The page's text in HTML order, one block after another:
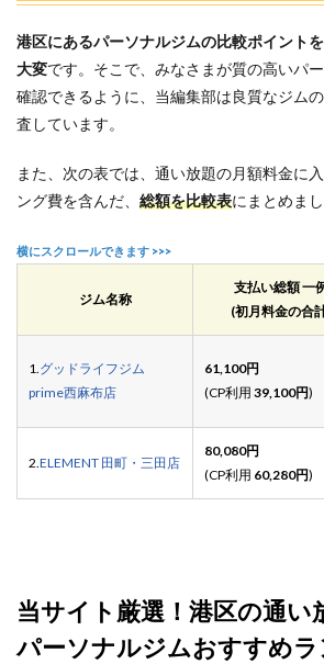
港区にあるパーソナルジムの比較ポイントを
大変です。そこで、みなさまが質の高いパ
確認できるように、当編集部は良質なジム
査しています。
また、次の表では、通い放題の月額料金に
ング費を含んだ、 総額を比較表にまとめまし
ジム名称
支払い総額 一
(初月料金の合
1. グッドライフジム
prime西麻布店
61,100円
(CP利用 39,100円)
2. ELEMENT 田町・三田店
80,080円
(CP利用 60,280円)
当サイト厳選！港区の通い
パーソナルジムおすすめ